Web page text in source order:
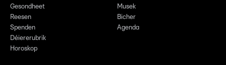
Gesondheet
Reesen
Spenden
Déiererubrik
Horoskop
Musek
Bicher
Agenda